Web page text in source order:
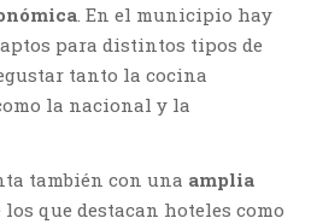
. En el municipio hay
para distintos tipos de
tanto la cocina
la nacional y la
también con una amplia
los que destacan hoteles como